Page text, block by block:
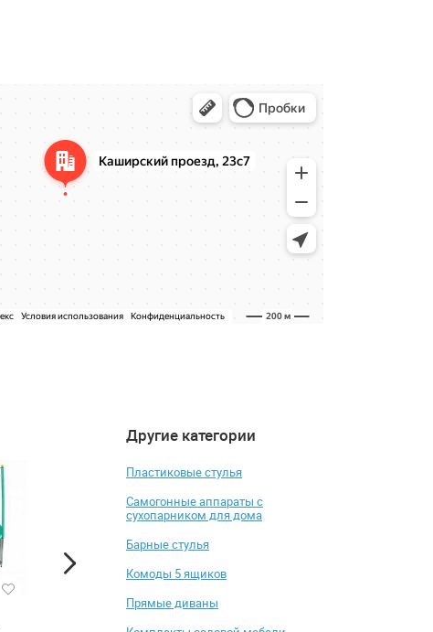
Другие категории
Пластиковые стулья
Самогонные аппараты с
сухопарником для дома
Барные стулья
Комоды 5 ящиков
Прямые диваны